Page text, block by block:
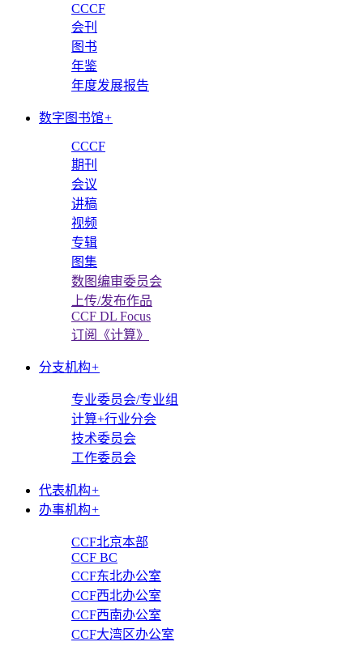
CCCF
会刊
图书
年鉴
年度发展报告
数字图书馆+
CCCF
期刊
会议
讲稿
视频
专辑
图集
数图编审委员会
上传/发布作品
CCF DL Focus
订阅《计算》
分支机构+
专业委员会/专业组
计算+行业分会
技术委员会
工作委员会
代表机构+
办事机构+
CCF北京本部
CCF BC
CCF东北办公室
CCF西北办公室
CCF西南办公室
CCF大湾区办公室